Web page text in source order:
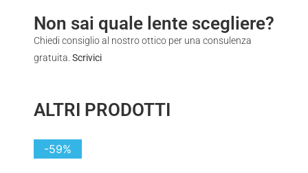
Non sai quale lente scegliere?
Chiedi consiglio al nostro ottico per una consulenza
gratuita. Scrivici
ALTRI PRODOTTI
-59%